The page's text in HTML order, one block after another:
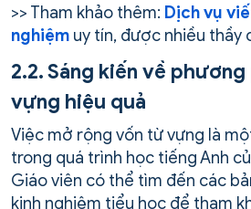
>> Tham khảo thêm: Dịch vụ
nghiệm uy tín, được nhiều thầy
2.2. Sáng kiến về
vựng hiệu quả
Việc mở rộng vốn từ vựng là
trong quá trình học tiếng Anh
Giáo viên có thể tìm đến các
kinh nghiệm tiểu học để tham